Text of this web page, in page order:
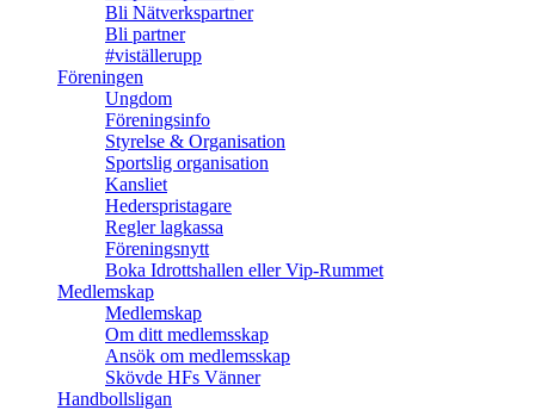
Bli Nätverkspartner
Bli partner
#viställerupp
Föreningen
Ungdom
Föreningsinfo
Styrelse & Organisation
Sportslig organisation
Kansliet
Hederspristagare
Regler lagkassa
Föreningsnytt
Boka Idrottshallen eller Vip-Rummet
Medlemskap
Medlemskap
Om ditt medlemsskap
Ansök om medlemsskap
Skövde HFs Vänner
Handbollsligan